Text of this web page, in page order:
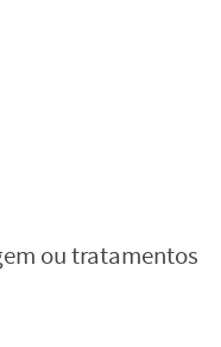
ou tratamentos